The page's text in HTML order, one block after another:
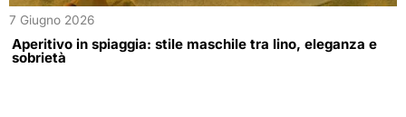
7 Giugno 2026
Aperitivo in spiaggia: stile maschile tra lino, eleganza e
sobrietà